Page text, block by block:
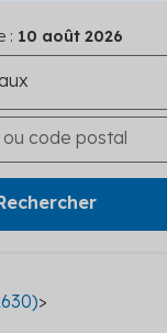
: 10 août 2026
>